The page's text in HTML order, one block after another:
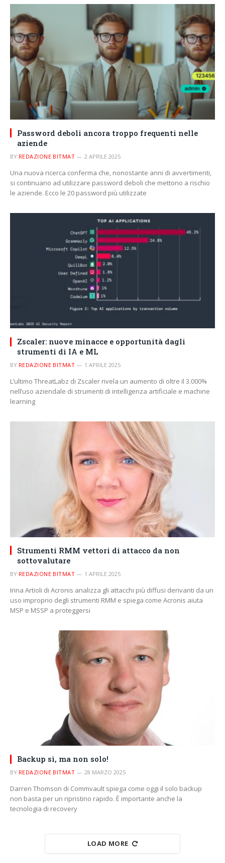
Password deboli ancora troppo frequenti nelle
aziende
BY REDAZIONE BITMAT 2 APRILE 2025
Una nuova ricerca conferma che, nonostante anni di avvertimenti,
si continuano ad utilizzare password deboli che mettono a rischio
le aziende. Ecco le 20 password più utilizzate
Zscaler: nuove minacce e opportunità dagli
strumenti di IA e ML
BY REDAZIONE BITMAT 1 APRILE 2025
L’ultimo ThreatLabz di Zscaler rivela un aumento di oltre il 3.000%
nell’uso aziendale di strumenti di intelligenza artificiale e machine
learning
Strumenti RMM vettori di attacco da non
sottovalutare
BY REDAZIONE BITMAT 1 APRILE 2025
Irina Artioli di Acronis analizza gli attacchi più diffusi derivanti da un
uso improprio degli strumenti RMM e spiega come Acronis aiuta
MSP e MSSP a proteggersi
Backup sì, ma non solo!
BY REDAZIONE BITMAT 28 MARZO 2025
Darren Thomson di Commvault spiega come oggi il solo backup
non basta per un ripristino rapido. È importante anche la
tecnologia di recovery
LOAD MORE